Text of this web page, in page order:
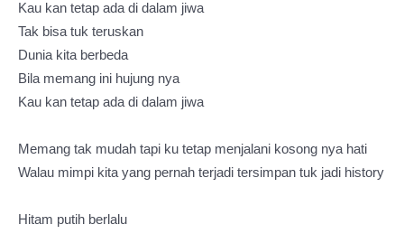
Kau kan tetap ada di dalam jiwa
Tak bisa tuk teruskan
Dunia kita berbeda
Bila memang ini hujung nya
Kau kan tetap ada di dalam jiwa
Memang tak mudah tapi ku tetap menjalani kosong nya hati
Walau mimpi kita yang pernah terjadi tersimpan tuk jadi history
Hitam putih berlalu